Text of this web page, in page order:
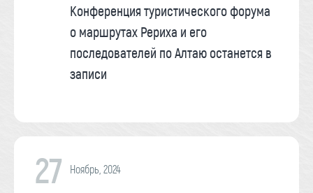
Конференция туристического форума
о маршрутах Рериха и его
последователей по Алтаю останется в
записи
27 Ноябрь, 2024